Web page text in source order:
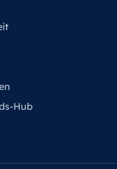
Hub